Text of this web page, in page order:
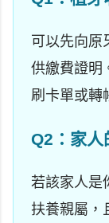
可以先向原
供繳費證明
刷卡單或轉
Q2：家人
若該家人是
扶養親屬，